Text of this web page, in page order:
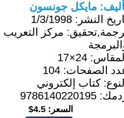
مايكل جونسون
النشر: 1/3/1998
مركز التعريب
24×17
الصفحات: 104
كتاب إلكتروني
9786140220195
السعر: 4.5$